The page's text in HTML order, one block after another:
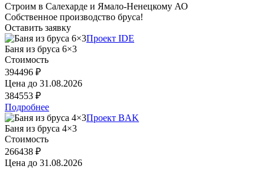
Строим в Салехарде и Ямало-Ненецкому АО
Собственное производство бруса!
Оставить заявку
Проект IDE
Баня из бруса 6×3
Стоимость
394496 ₽
Цена до 31.08.2026
384553 ₽
Подробнее
Проект BAK
Баня из бруса 4×3
Стоимость
266438 ₽
Цена до 31.08.2026